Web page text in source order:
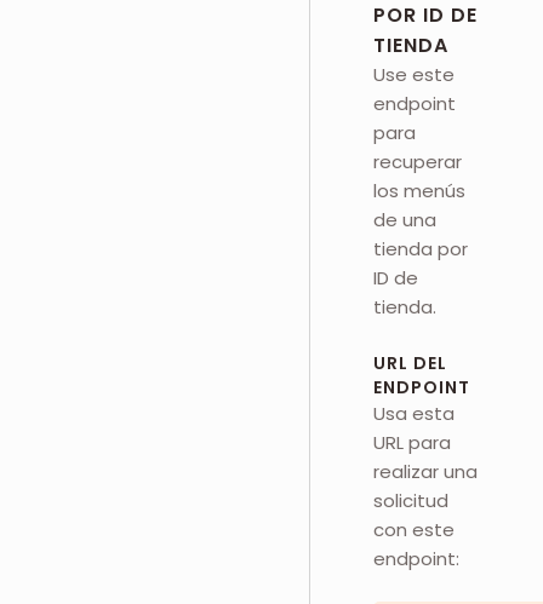
POR ID DE
TIENDA
Use este
endpoint
para
recuperar
los menús
de una
tienda por
ID de
tienda.
URL DEL
ENDPOINT
Usa esta
URL para
realizar una
solicitud
con este
endpoint: